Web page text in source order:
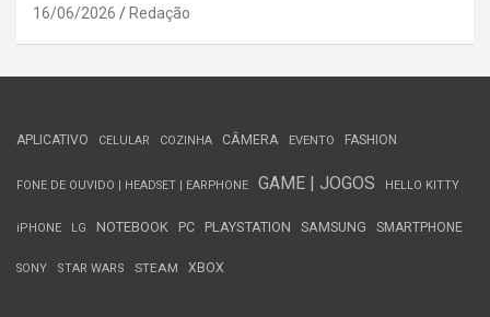
16/06/2026 Redação
APLICATIVO CELULAR COZINHA CÂMERA EVENTO FASHION
FONE DE OUVIDO | HEADSET | EARPHONE GAME | JOGOS HELLO KITTY
iPHONE LG NOTEBOOK PC PLAYSTATION SAMSUNG SMARTPHONE
SONY STAR WARS STEAM XBOX